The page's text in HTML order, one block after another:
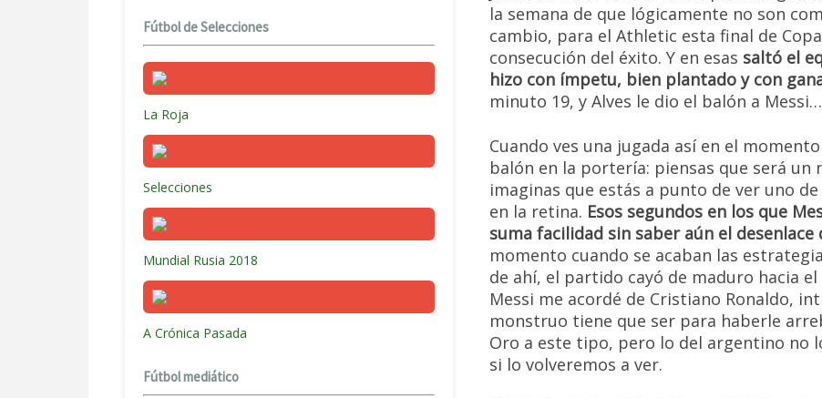
la semana de que lógicamente no son
cambio, para el Athletic esta final de
consecución del éxito. Y en esas saltó el
hizo con ímpetu, bien plantado y con
minuto 19, y Alves le dio el balón a Messi…
Cuando ves una jugada así en el
balón en la portería: piensas que será
imaginas que estás a punto de ver uno
en la retina. Esos segundos en los que
suma facilidad sin saber aún el desenlace
momento cuando se acaban las
de ahí, el partido cayó de maduro hacia
Messi me acordé de Cristiano Ronaldo,
monstruo tiene que ser para haberle
Oro a este tipo, pero lo del argentino no
si lo volveremos a ver.
Fútbol de Selecciones
La Roja
Selecciones
Mundial Rusia 2018
A Crónica Pasada
Fútbol mediático